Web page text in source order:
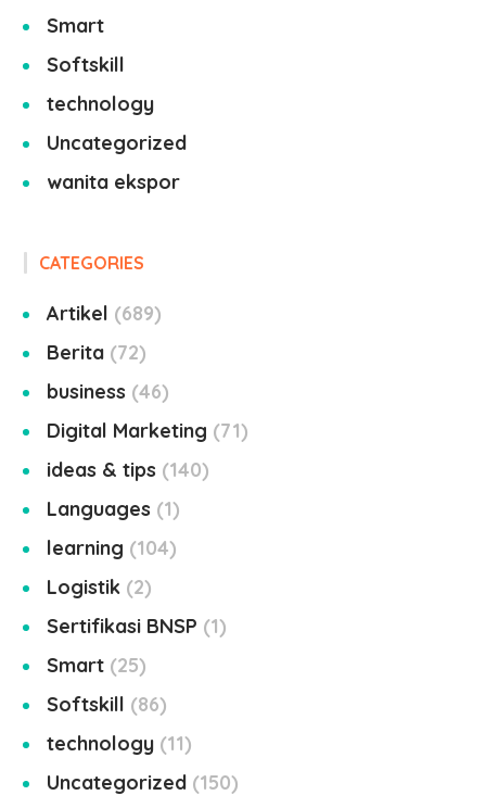
Smart
Softskill
technology
Uncategorized
wanita ekspor
CATEGORIES
Artikel
689
Berita 72
business 46
Digital Marketing
71
ideas & tips
140
Languages
1
learning
104
Logistik 2
Sertifikasi BNSP
1
Smart 25
Softskill
86
technology 11
Uncategorized 150